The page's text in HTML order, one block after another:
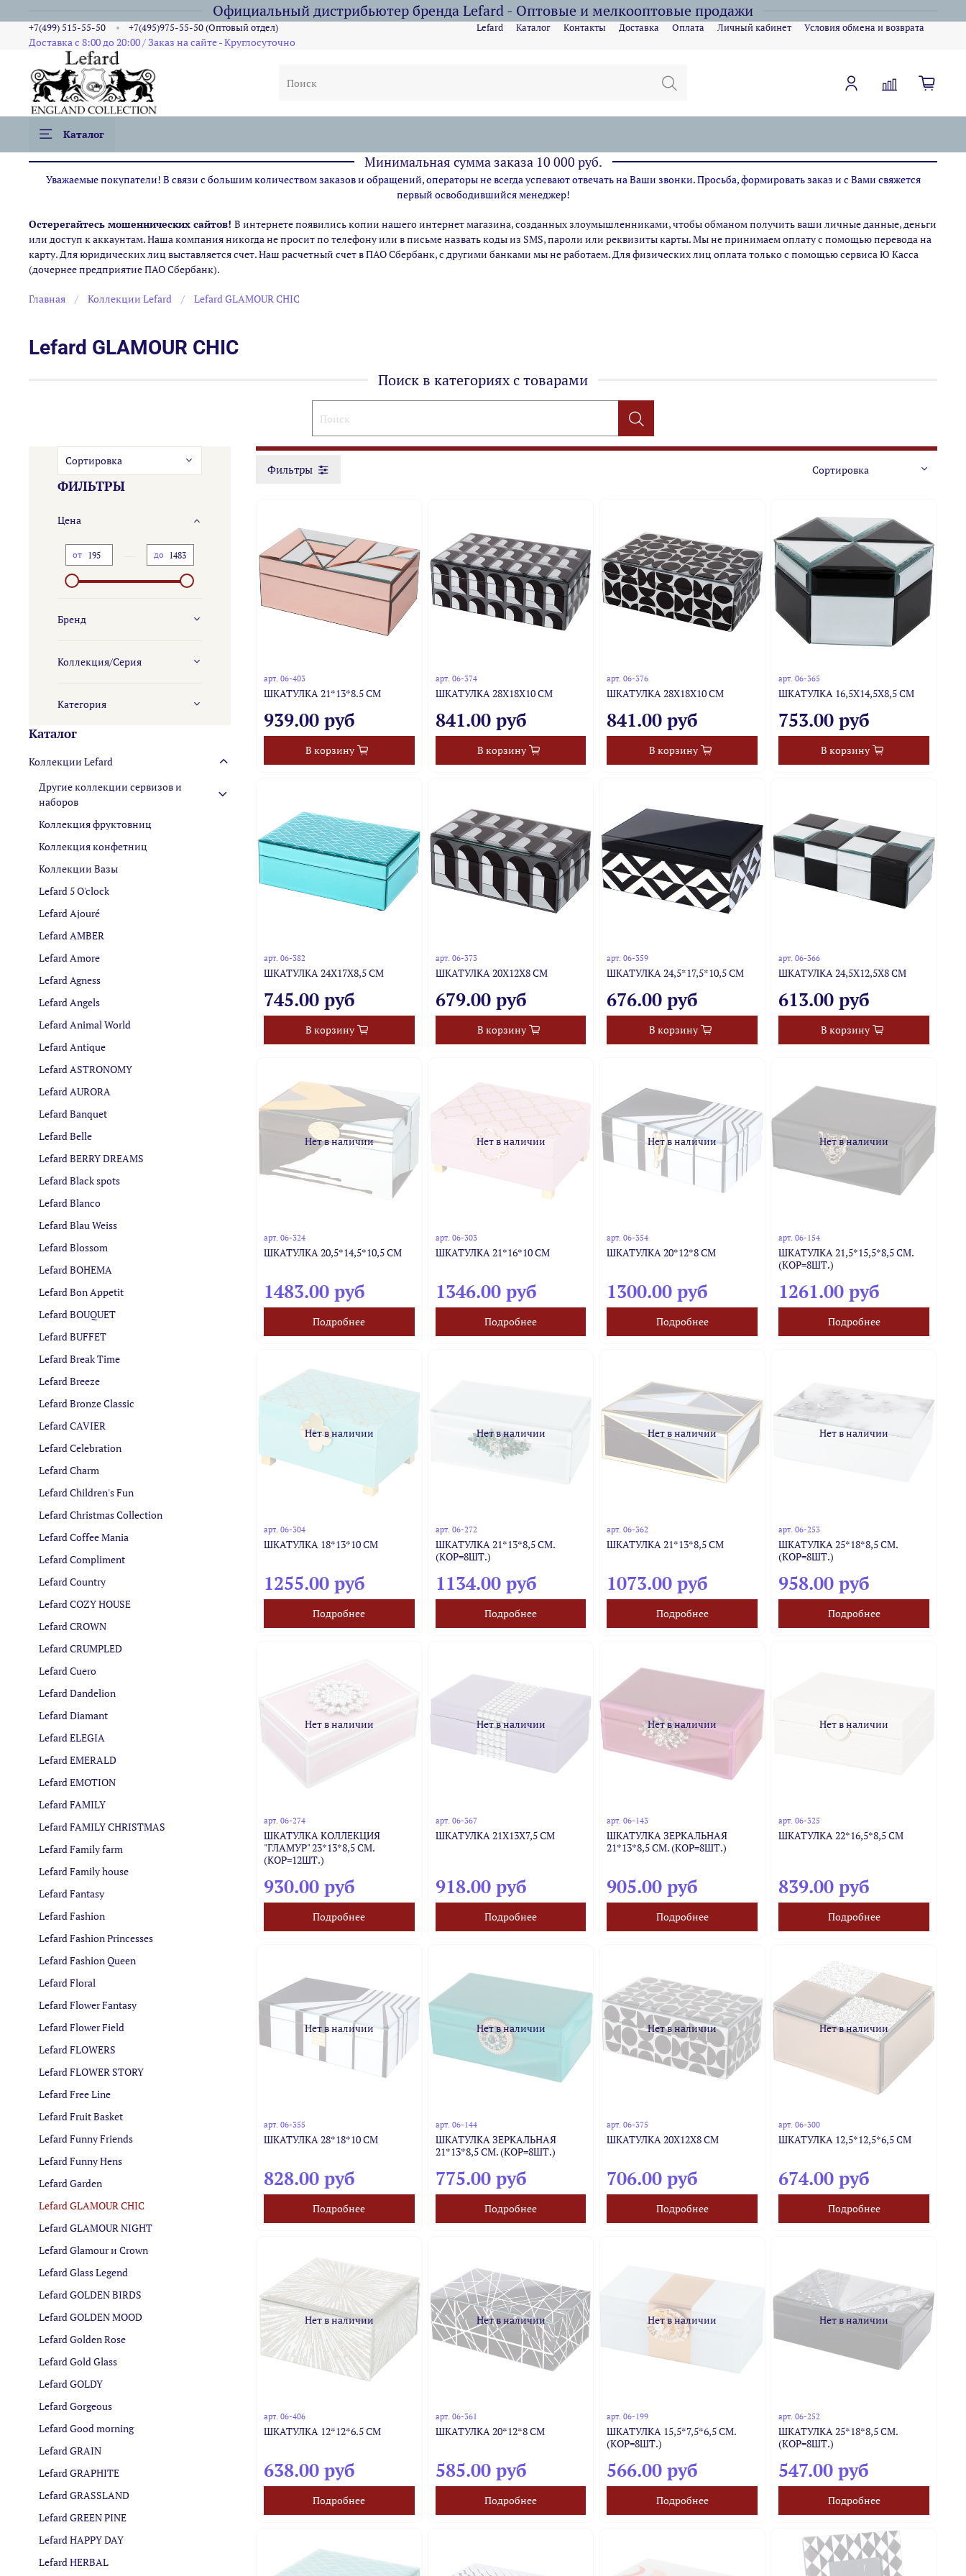
Официальный дистрибьютер бренда Lefard - Оптовые и мелкооптовые продажи
Lefard Каталог Контакты Доставка Оплата Личный кабинет Условия обмена и возврата
Доставка с 8:00 до 20:00 / Заказ на сайте - Круглосуточно
+7(499) 515-55-50 +7(495)975-55-50 (Оптовый отдел)
Каталог
Минимальная сумма заказа 10 000 руб.
Уважаемые покупатели! В связи с большим количеством заказов и обращений, операторы не всегда успевают отвечать на Ваши звонки. Просьба, формировать заказ и с Вами свяжется
первый освободившийся менеджер!
Остерегайтесь мошеннических сайтов! В интернете появились копии нашего интернет магазина,созданных злоумышленниками, чтобы обманом получить ваши личные данные, деньги
или доступ к аккаунтам. Наша компания никогда не просит по телефону или в письме назвать коды из SMS, пароли или реквизиты карты. Мы не принимаем оплату с помощью перевода на
карту. Для юридических лиц выставляется счет. Наш расчетный счет в ПАО Сбербанк, с другими банками мы не работаем. Для физических лиц оплата только с помощью сервиса Ю Касса
(дочернее предприятие ПАО Сбербанк).
Главная Коллекции Lefard Lefard GLAMOUR CHIC
Lefard GLAMOUR CHIC
Поиск в категориях с товарами
Фильтры
арт. 06-403
ШКАТУЛКА 21*13*8.5 СМ
939.00 руб
В корзину
арт. 06-374
ШКАТУЛКА 28Х18Х10 СМ
841.00 руб
В корзину
арт.06-376
ШКАТУЛКА 28Х18Х10 СМ
841.00 руб
В корзину
арт.06-365
ШКАТУЛКА 16,5Х14,5Х8,5 СМ
753.00 руб
В корзину
арт. 06-382
ШКАТУЛКА 24Х17Х8,5 СМ
745.00 руб
В корзину
арт. 06-373
ШКАТУЛКА 20Х12Х8 СМ
679.00 руб
В корзину
арт.06-359
ШКАТУЛКА 24,5*17,5*10,5 СМ
676.00 руб
В корзину
арт.06-366
ШКАТУЛКА 24,5Х12,5Х8 СМ
613.00 руб
В корзину
Нет в наличии
арт. 06-324
ШКАТУЛКА 20,5*14,5*10,5 СМ
1483.00 руб
Подробнее
Нет в наличии
арт. 06-303
ШКАТУЛКА 21*16*10 СМ
1346.00 руб
Подробнее
Нет в наличии
арт.06-354
ШКАТУЛКА 20*12*8 СМ
1300.00 руб
Подробнее
Нет в наличии
арт.06-154
ШКАТУЛКА 21,5*15,5*8,5 СМ.
(КОР=8ШТ.)
1261.00 руб
Подробнее
Нет в наличии
арт. 06-304
ШКАТУЛКА 18*13*10 СМ
1255.00 руб
Подробнее
Нет в наличии
арт. 06-272
ШКАТУЛКА 21*13*8,5 СМ.
(КОР=8ШТ.)
1134.00 руб
Подробнее
Нет в наличии
арт.06-362
ШКАТУЛКА 21*13*8,5 СМ
1073.00 руб
Подробнее
Нет в наличии
арт.06-253
ШКАТУЛКА 25*18*8,5 СМ.
(КОР=8ШТ.)
958.00 руб
Подробнее
Нет в наличии
арт. 06-274
ШКАТУЛКА КОЛЛЕКЦИЯ
"ГЛАМУР" 23*13*8,5 СМ.
(КОР=12ШТ.)
930.00 руб
Подробнее
Нет в наличии
арт. 06-367
ШКАТУЛКА 21Х13Х7,5 СМ
918.00 руб
Подробнее
Нет в наличии
арт.06-143
ШКАТУЛКА ЗЕРКАЛЬНАЯ
21*13*8,5 СМ. (КОР=8ШТ.)
905.00 руб
Подробнее
Нет в наличии
арт.06-325
ШКАТУЛКА 22*16,5*8,5 СМ
839.00 руб
Подробнее
Нет в наличии
арт. 06-355
ШКАТУЛКА 28*18*10 СМ
828.00 руб
Подробнее
Нет в наличии
арт. 06-144
ШКАТУЛКА ЗЕРКАЛЬНАЯ
21*13*8,5 СМ. (КОР=8ШТ.)
775.00 руб
Подробнее
Нет в наличии
арт.06-375
ШКАТУЛКА 20Х12Х8 СМ
706.00 руб
Подробнее
Нет в наличии
арт.06-300
ШКАТУЛКА 12,5*12,5*6,5 СМ
674.00 руб
Подробнее
Нет в наличии
арт. 06-406
ШКАТУЛКА 12*12*6.5 СМ
638.00 руб
Подробнее
Нет в наличии
арт. 06-361
ШКАТУЛКА 20*12*8 СМ
585.00 руб
Подробнее
Нет в наличии
арт.06-199
ШКАТУЛКА 15,5*7,5*6,5 СМ.
(КОР=8ШТ.)
566.00 руб
Подробнее
Нет в наличии
арт.06-252
ШКАТУЛКА 25*18*8,5 СМ.
(КОР=8ШТ.)
547.00 руб
Подробнее
ФИЛЬТРЫ
Цена
от до
Бренд
Коллекция/Серия
Категория
Каталог
Коллекции Lefard
Другие коллекции сервизов и
наборов
Коллекция фруктовниц
Коллекция конфетниц
Коллекции Вазы
Lefard 5 O'clock
Lefard Ajouré
Lefard AMBER
Lefard Amore
Lefard Agness
Lefard Angels
Lefard Animal World
Lefard Antique
Lefard ASTRONOMY
Lefard AURORA
Lefard Banquet
Lefard Belle
Lefard BERRY DREAMS
Lefard Black spots
Lefard Blanco
Lefard Blau Weiss
Lefard Blossom
Lefard BOHEMA
Lefard Bon Appetit
Lefard BOUQUET
Lefard BUFFET
Lefard Break Time
Lefard Breeze
Lefard Bronze Classic
Lefard CAVIER
Lefard Celebration
Lefard Charm
Lefard Children's Fun
Lefard Christmas Collection
Lefard Coffee Mania
Lefard Compliment
Lefard Country
Lefard COZY HOUSE
Lefard CROWN
Lefard CRUMPLED
Lefard Cuero
Lefard Dandelion
Lefard Diamant
Lefard ELEGIA
Lefard EMERALD
Lefard EMOTION
Lefard FAMILY
Lefard FAMILY CHRISTMAS
Lefard Family farm
Lefard Family house
Lefard Fantasy
Lefard Fashion
Lefard Fashion Princesses
Lefard Fashion Queen
Lefard Floral
Lefard Flower Fantasy
Lefard Flower Field
Lefard FLOWERS
Lefard FLOWER STORY
Lefard Free Line
Lefard Fruit Basket
Lefard Funny Friends
Lefard Funny Hens
Lefard Garden
Lefard GLAMOUR CHIC
Lefard GLAMOUR NIGHT
Lefard Glamour и Crown
Lefard Glass Legend
Lefard GOLDEN BIRDS
Lefard GOLDEN MOOD
Lefard Golden Rose
Lefard Gold Glass
Lefard GOLDY
Lefard Gorgeous
Lefard Good morning
Lefard GRAIN
Lefard GRAPHITE
Lefard GRASSLAND
Lefard GREEN PINE
Lefard HAPPY DAY
Lefard HERBAL